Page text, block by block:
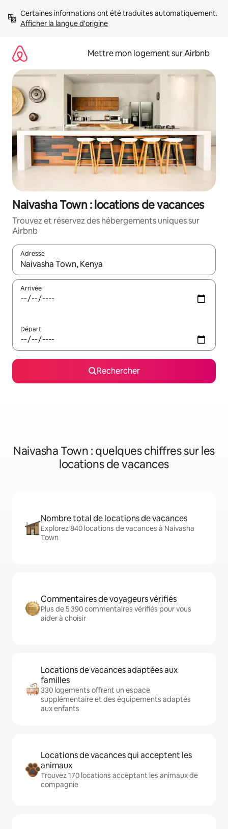
directement
Afficher la langue d'origine
Mettre mon logement sur Airbnb
Naivasha Town : locations de vacances
Trouvez et réservez des hébergements uniques sur
Airbnb
Adresse
Lorsque les résultats s'affichent, utilisez les flèches vers le
Arrivée
Départ
Rechercher
Naivasha Town : quelques chiffres sur les
locations de vacances
Nombre total de locations de vacances
Explorez 840 locations de vacances à Naivasha
Town
Commentaires de voyageurs vérifiés
Plus de 5 390 commentaires vérifiés pour vous
aider à choisir
Locations de vacances adaptées aux
familles
330 logements offrent un espace
supplémentaire et des équipements adaptés
aux enfants
Locations de vacances qui acceptent les
animaux
Trouvez 170 locations acceptant les animaux de
compagnie